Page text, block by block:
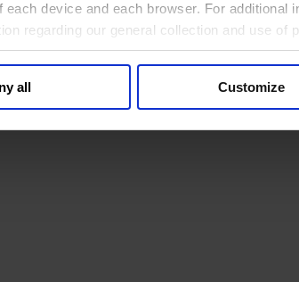
each device and each browser. For additional
regarding our general collection and use of
all Customize